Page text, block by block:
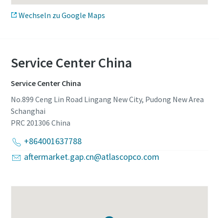
Wechseln zu Google Maps
Service Center China
Service Center China
No.899 Ceng Lin Road Lingang New City, Pudong New Area
Schanghai
PRC 201306 China
+864001637788
aftermarket.gap.cn@atlascopco.com